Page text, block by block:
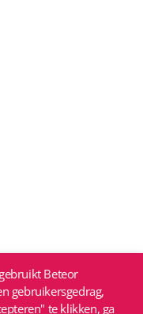
Beteor
gebruikersgedrag,
te klikken, ga